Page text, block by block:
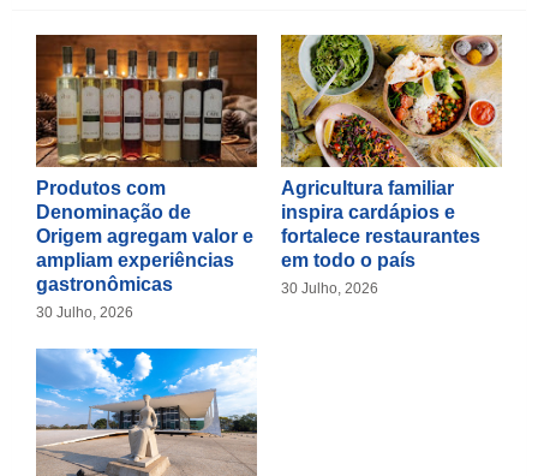
Produtos com
Denominação de
Origem agregam valor e
ampliam experiências
gastronômicas
30 Julho, 2026
Agricultura familiar
inspira cardápios e
fortalece restaurantes
em todo o país
30 Julho, 2026